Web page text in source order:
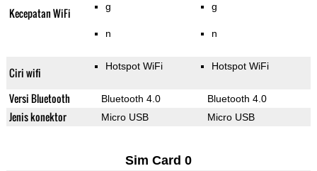
Kecepatan WiFi g
n
g
n
Ciri wifi Hotspot WiFi Hotspot WiFi
Versi Bluetooth Bluetooth 4.0 Bluetooth 4.0
Jenis konektor Micro USB Micro USB
Sim Card 0